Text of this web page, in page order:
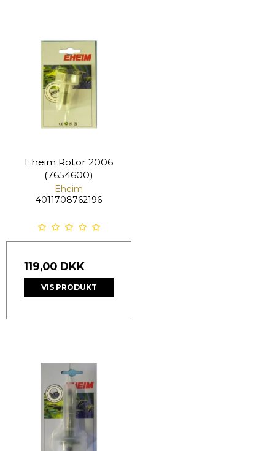
Eheim Rotor 2006
(7654600)
Eheim
4011708762196
119,00 DKK
VIS PRODUKT